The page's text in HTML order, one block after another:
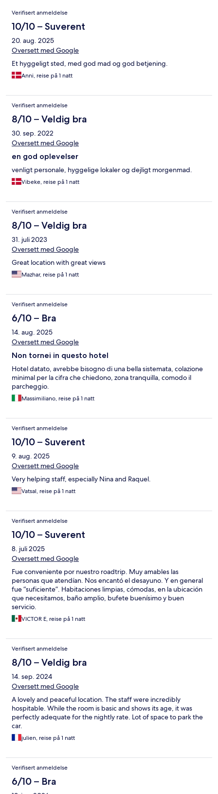
Anmeldelser
Verifisert anmeldelse
10/10 – Suverent
20. aug. 2025
Oversett med Google
Et hyggeligt sted, med god mad og god betjening.
Anni, reise på 1 natt
Verifisert anmeldelse
8/10 – Veldig bra
30. sep. 2022
Oversett med Google
en god oplevelser
venligt personale, hyggelige lokaler og dejligt morgenmad.
Vibeke, reise på 1 natt
Verifisert anmeldelse
8/10 – Veldig bra
31. juli 2023
Oversett med Google
Great location with great views
Mazhar, reise på 1 natt
Verifisert anmeldelse
6/10 – Bra
14. aug. 2025
Oversett med Google
Non tornei in questo hotel
Hotel datato, avrebbe bisogno di una bella sistemata, colazione
minimal per la cifra che chiedono, zona tranquilla, comodo il
parcheggio.
Massimiliano, reise på 1 natt
Verifisert anmeldelse
10/10 – Suverent
9. aug. 2025
Oversett med Google
Very helping staff, especially Nina and Raquel.
Vatsal, reise på 1 natt
Verifisert anmeldelse
10/10 – Suverent
8. juli 2025
Oversett med Google
Fue conveniente por nuestro roadtrip. Muy amables las
personas que atendían. Nos encantó el desayuno. Y en general
fue “suficiente”. Habitaciones limpias, cómodas, en la ubicación
que necesitamos, baño amplio, bufete buenísimo y buen
servicio.
VICTOR E, reise på 1 natt
Verifisert anmeldelse
8/10 – Veldig bra
14. sep. 2024
Oversett med Google
A lovely and peaceful location. The staff were incredibly
hospitable. While the room is basic and shows its age, it was
perfectly adequate for the nightly rate. Lot of space to park the
car.
julien, reise på 1 natt
Verifisert anmeldelse
6/10 – Bra